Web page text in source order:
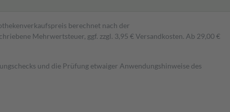
berechnet nach der
Mehrwertsteuer, ggf. zzgl. 3,95 € Versandkosten. Ab 29,00 €
und die Prüfung etwaiger Anwendungshinweise des